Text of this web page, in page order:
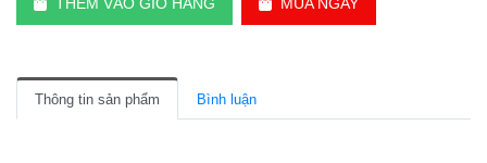
Thông tin sản phẩm Bình luận